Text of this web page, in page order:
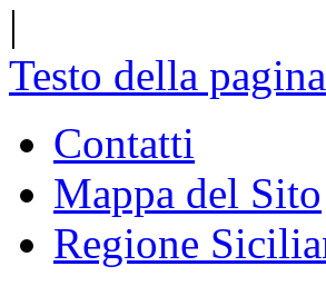
|
Testo della pagina
Contatti
Mappa del Sito
Regione